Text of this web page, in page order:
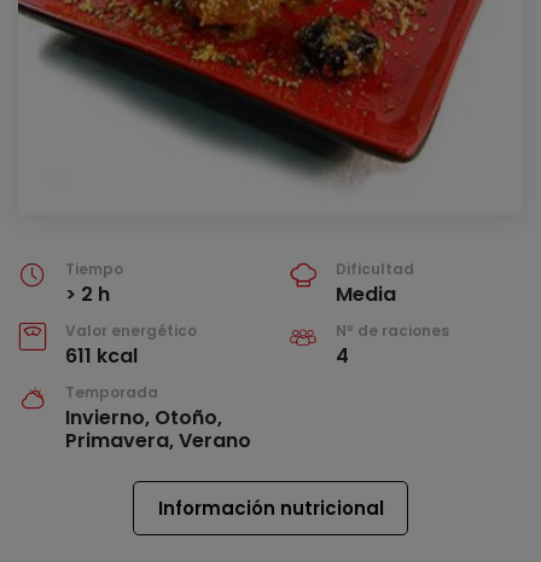
Tiempo
> 2 h
Dificultad
Media
Valor energético
611 kcal
Nº de raciones
4
Temporada
Invierno, Otoño,
Primavera, Verano
Información nutricional